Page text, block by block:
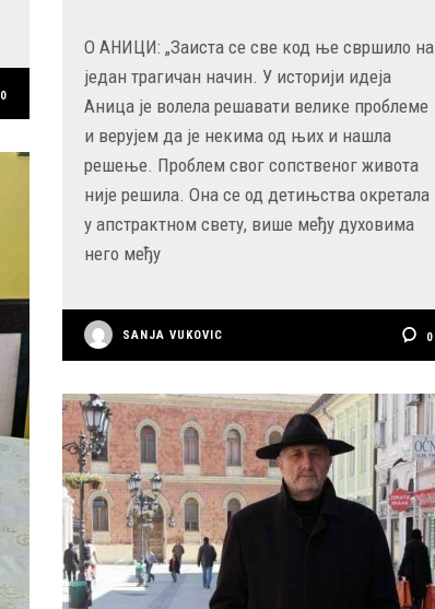
0
О АНИЦИ: „Заиста се све код ње свршило на
један трагичан начин. У историји идеја
Аница је волела решавати велике проблеме
и верујем да је некима од њих и нашла
решење. Проблем свог сопственог живота
није решила. Она се од детињства окретала
у апстрактном свету, више међу духовима
него међу
SANJA VUKOVIC 0